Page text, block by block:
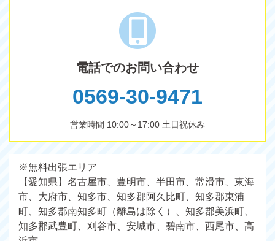
電話でのお問い合わせ
0569-30-9471
営業時間 10:00～17:00 土日祝休み
※無料出張エリア
【愛知県】名古屋市、豊明市、半田市、常滑市、東海
市、大府市、知多市、知多郡阿久比町、知多郡東浦
町、知多郡南知多町（離島は除く）、知多郡美浜町、
知多郡武豊町、刈谷市、安城市、碧南市、西尾市、高